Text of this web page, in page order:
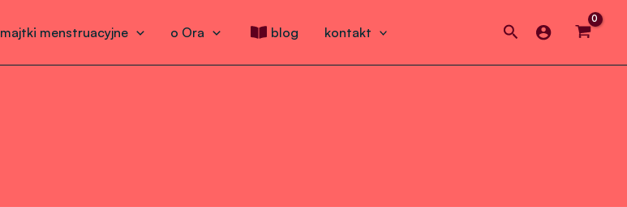
majtki menstruacyjne o Ora blog kontakt Search